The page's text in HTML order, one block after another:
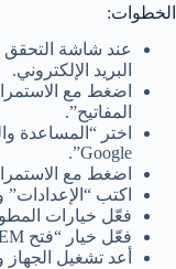
الخطوات:
البريد الإلكتروني.
اضغط مع
المفاتيح”.
اختر “المساعدة
Google”.
اضغط مع
اكتب “الإعدادات”
فعّل خيارات
فعّل خيار “فتح OEM” من خيارات المطور.
أعد تشغيل